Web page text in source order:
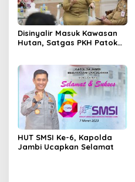
Disinyalir Masuk Kawasan
Hutan, Satgas PKH Patok
Cari Solusi Minta Camat
Redam Konflik
HUT SMSI Ke-6, Kapolda
Jambi Ucapkan Selamat